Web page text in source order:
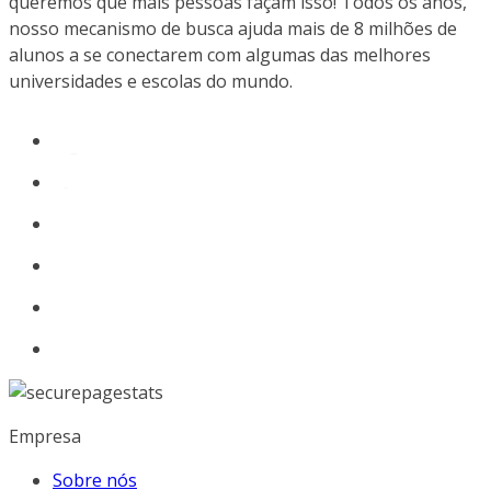
nosso mecanismo de busca ajuda mais de 8 milhões de
alunos a se conectarem com algumas das melhores
universidades e escolas do mundo.
Empresa
Sobre nós